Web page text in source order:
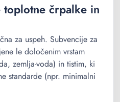
črpalke in
za uspeh. Subvencije za
le določenim vrstam
zemlja-voda) in tistim, ki
standarde (npr. minimalni